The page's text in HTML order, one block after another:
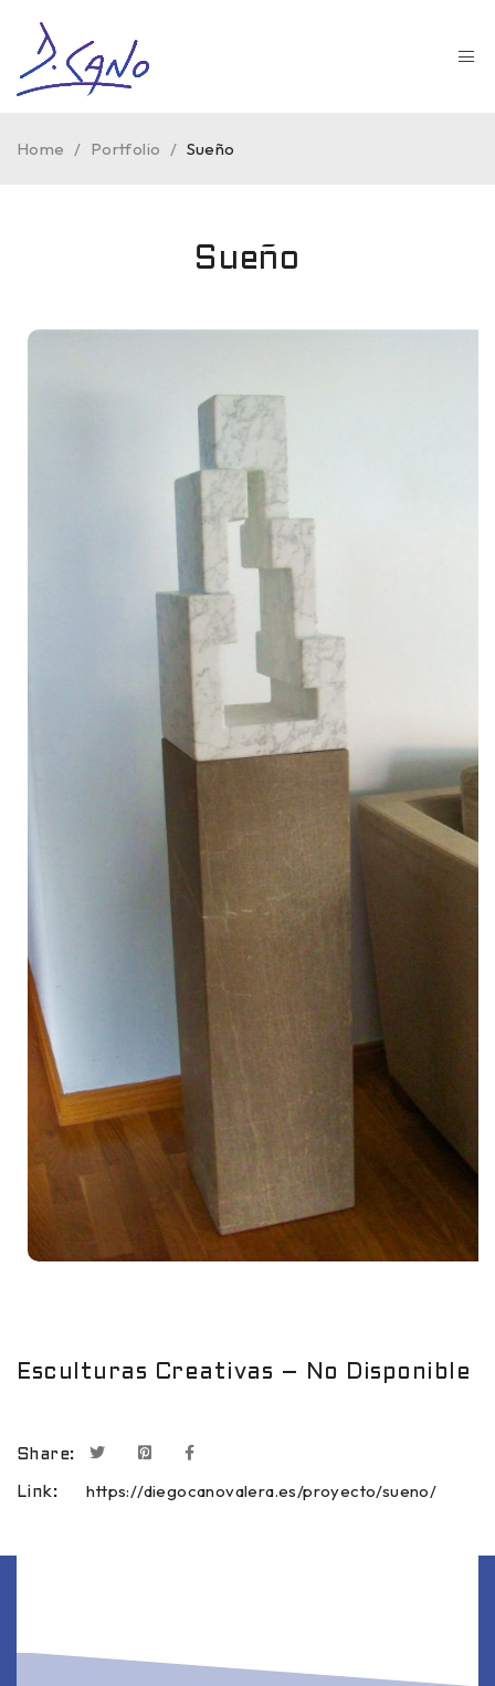
Home / Portfolio / Sueño
Sueño
Esculturas Creativas – No Disponible
Share:
Link: https://diegocanovalera.es/proyecto/sueno/